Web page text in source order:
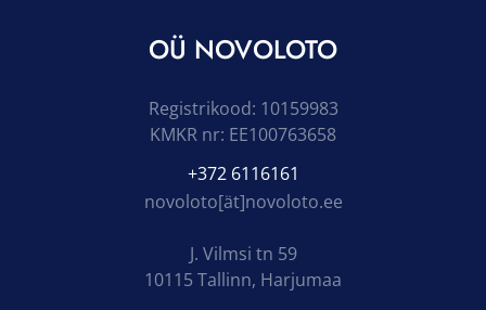
+372 6116161
novoloto[ät]novoloto.ee
J. Vilmsi tn 59
10115 Tallinn, Harjumaa
OÜ NOVOLOTO
Registrikood: 10159983
KMKR nr: EE100763658